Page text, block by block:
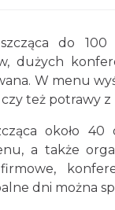
do
dużych
W menu
też potrawy
około
a także
dni można